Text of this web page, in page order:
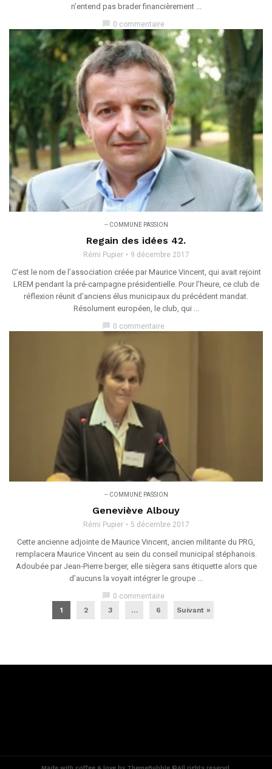
n’entend pas brader financièrement ...
chat_bubble 0 commentaire
-- COMMUNE PASSION
Regain des idées 42.
Rémi Pupier 9 décembre 2017
C’est le nom de l’association créée par Maurice Vincent, qui avait rejoint
LREM pendant la pré-campagne présidentielle. Pour l’heure, ce club de
réflexion réunit d’anciens élus municipaux du précédent mandat.
Résolument européen, le club, qui ...
chat_bubble 0 commentaire
-- COMMUNE PASSION
Geneviève Albouy
Rémi Pupier 5 décembre 2017
Cette ancienne adjointe de Maurice Vincent, ancien militante du PRG,
remplacera Maurice Vincent au sein du conseil municipal stéphanois.
Adoubée par Jean-Pierre berger, elle siègera sans étiquette alors que
d’aucuns la voyait intégrer le groupe ...
chat_bubble 0 commentaire
1
2 3 … 6 Suivant »
Made with coffee & love by ThemeBubble ©All rights reservd.